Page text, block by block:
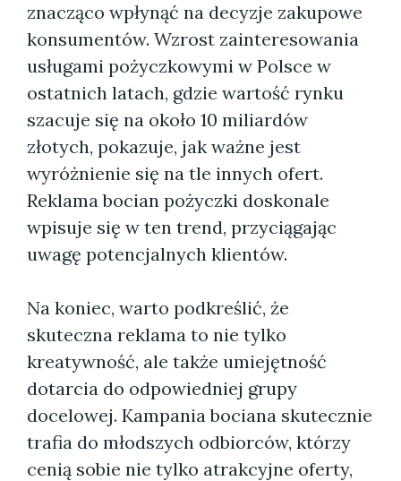
znacząco wpłynąć na decyzje zakupowe
konsumentów. Wzrost zainteresowania
usługami pożyczkowymi w Polsce w
ostatnich latach, gdzie wartość rynku
szacuje się na około 10 miliardów
złotych, pokazuje, jak ważne jest
wyróżnienie się na tle innych ofert.
Reklama bocian pożyczki doskonale
wpisuje się w ten trend, przyciągając
uwagę potencjalnych klientów.
Na koniec, warto podkreślić, że
skuteczna reklama to nie tylko
kreatywność, ale także umiejętność
dotarcia do odpowiedniej grupy
docelowej. Kampania bociana skutecznie
trafia do młodszych odbiorców, którzy
cenią sobie nie tylko atrakcyjne oferty,